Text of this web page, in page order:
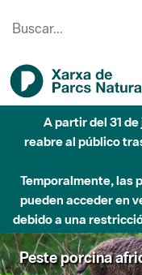
A partir del 31
reabre al público
Temporalmente, las
pueden acceder en
debido a una
Peste porcina